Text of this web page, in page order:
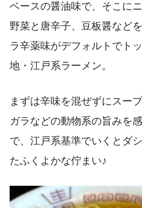
ベースの醤油味で、そこに
野菜と唐辛子、豆板醤など
ラ辛薬味がデフォルトでト
地・江戸系ラーメン。
まずは辛味を混ぜずにスー
ガラなどの動物系の旨みを
で、江戸系基準でいくとダ
たふくよかな佇まい♪